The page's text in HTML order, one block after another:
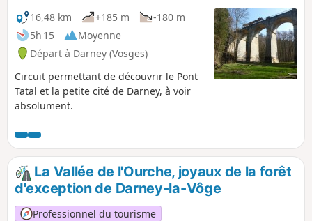
16,48 km +185 m
-180 m
5h 15
Moyenne
Départ à Darney (Vosges)
Circuit permettant de découvrir le Pont
Tatal et la petite cité de Darney, à voir
absolument.
La Vallée de l'Ourche, joyaux de la forêt
d'exception de Darney-la-Vôge
Professionnel du tourisme